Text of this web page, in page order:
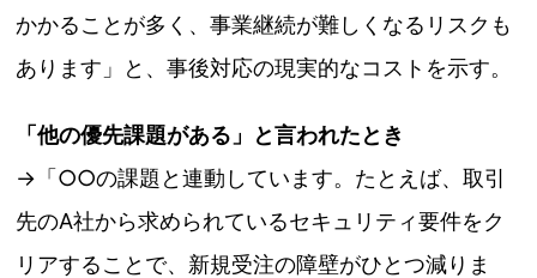
かかることが多く、事業継続が難しくなるリスクも
あります」と、事後対応の現実的なコストを示す。
「他の優先課題がある」と言われたとき
→「○○の課題と連動しています。たとえば、取引
先のA社から求められているセキュリティ要件をク
リアすることで、新規受注の障壁がひとつ減りま